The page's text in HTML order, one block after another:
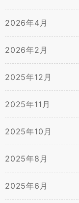
2026年4月
2026年2月
2025年12月
2025年11月
2025年10月
2025年8月
2025年6月